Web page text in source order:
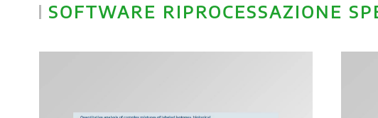
SOFTWARE RIPROCESSAZIONE